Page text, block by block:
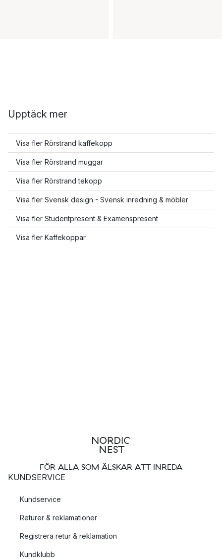
Upptäck mer
Visa fler Rörstrand kaffekopp
Visa fler Rörstrand muggar
Visa fler Rörstrand tekopp
Visa fler Svensk design - Svensk inredning & möbler
Visa fler Studentpresent & Examenspresent
Visa fler Kaffekoppar
FÖR ALLA SOM ÄLSKAR ATT INREDA
KUNDSERVICE
Kundservice
Returer & reklamationer
Registrera retur & reklamation
Kundklubb